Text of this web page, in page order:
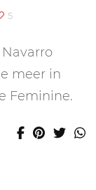
5
meer in
Feminine.